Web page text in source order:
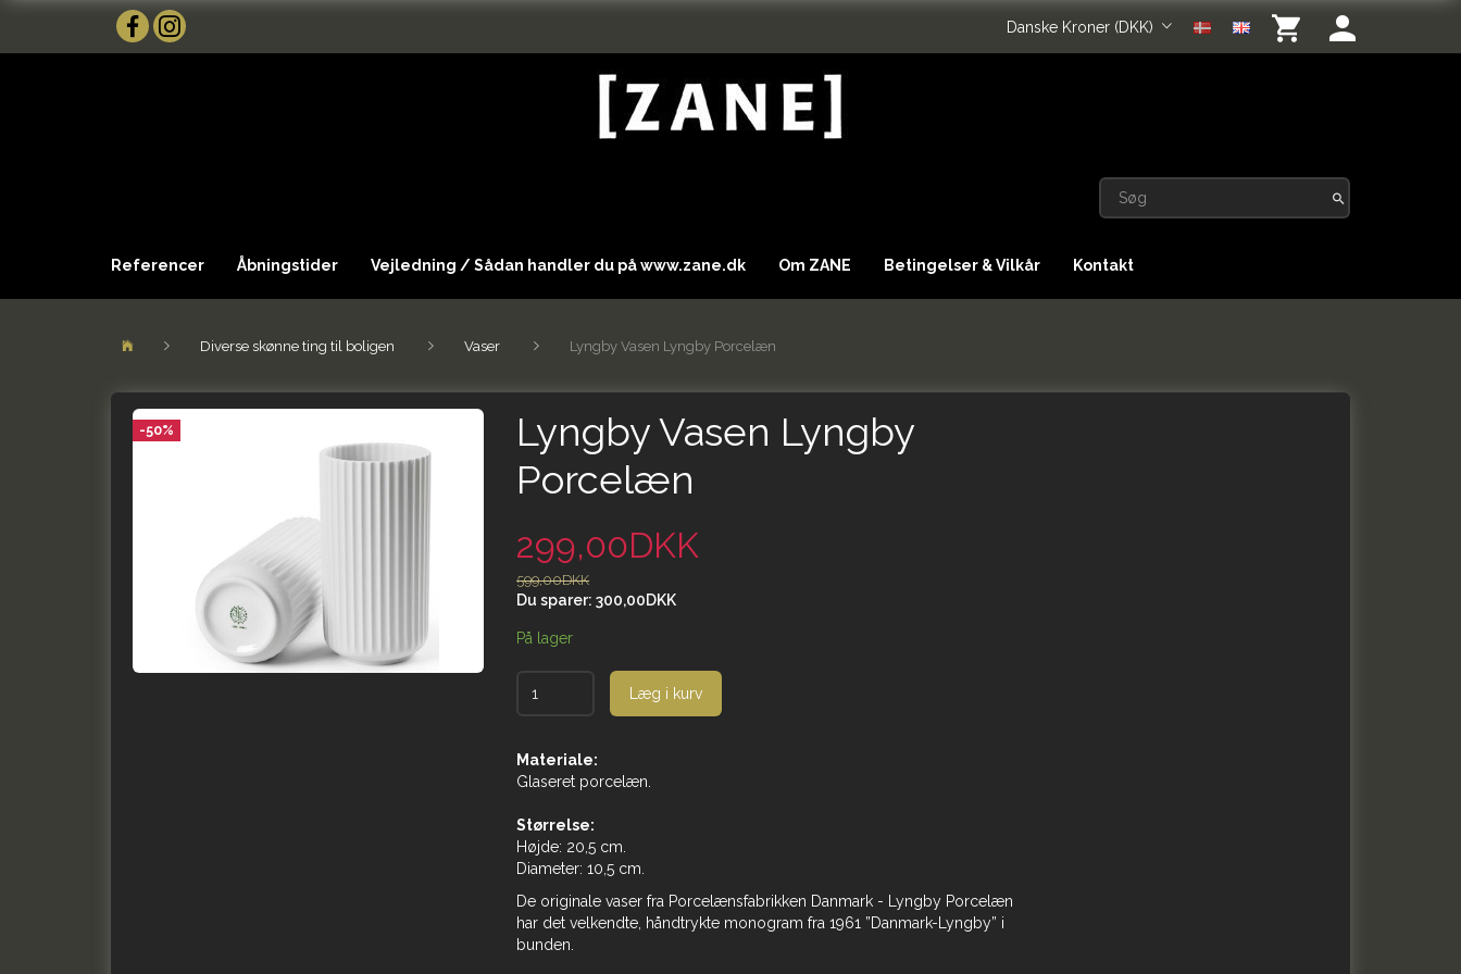
Danske Kroner (DKK)
Referencer Åbningstider Vejledning / Sådan handler du på www.zane.dk Om ZANE Betingelser & Vilkår Kontakt
Diverse skønne ting til boligen Vaser Lyngby Vasen Lyngby Porcelæn
-50%
Lyngby Vasen Lyngby
Porcelæn
299,00DKK
599,00DKK
Du sparer:300,00DKK
På lager
Læg i kurv
Materiale:
Glaseret porcelæn.
Størrelse:
Højde: 20,5 cm.
Diameter: 10,5 cm.
De originale vaser fra Porcelænsfabrikken Danmark - Lyngby Porcelæn
har det velkendte, håndtrykte monogram fra 1961 ”Danmark-Lyngby” i
bunden.